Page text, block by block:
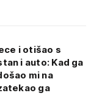
i otišao s
i auto: Kad ga
mi na
ga